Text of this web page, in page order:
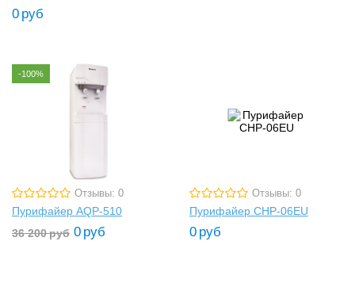
0 руб
-100%
Отзывы: 0
Пурифайер AQP-510
36 200руб 0 руб
Отзывы: 0
Пурифайер CHP-06EU
0 руб